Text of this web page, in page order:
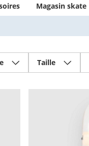
Magasin skate
Taille